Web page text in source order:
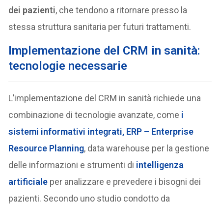
dei pazienti, che tendono a ritornare presso la
stessa struttura sanitaria per futuri trattamenti.
Implementazione del CRM in sanità:
tecnologie necessarie
L’implementazione del CRM in sanità richiede una
combinazione di tecnologie avanzate, come i
sistemi informativi integrati, ERP – Enterprise
Resource Planning, data warehouse per la gestione
delle informazioni e strumenti di intelligenza
artificiale per analizzare e prevedere i bisogni dei
pazienti. Secondo uno studio condotto da